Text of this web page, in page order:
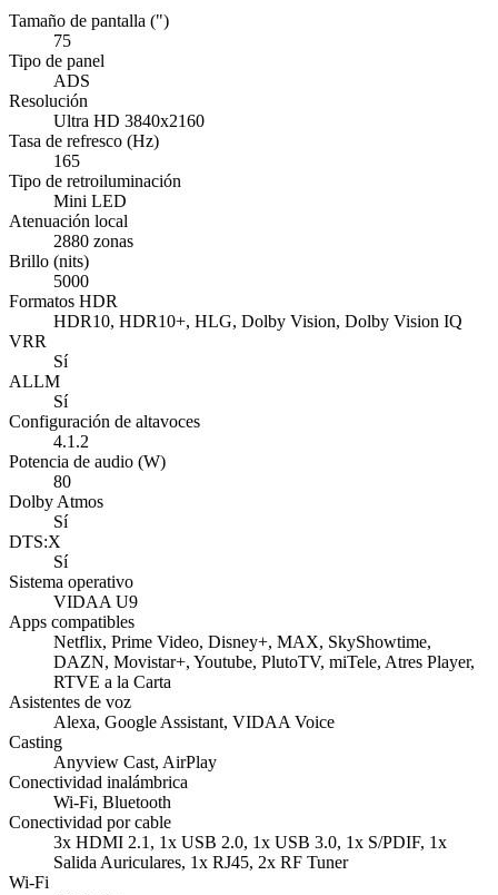
Tamaño de pantalla (")
75
Tipo de panel
ADS
Resolución
Ultra HD 3840x2160
Tasa de refresco (Hz)
165
Tipo de retroiluminación
Mini LED
Atenuación local
2880 zonas
Brillo (nits)
5000
Formatos HDR
HDR10, HDR10+, HLG, Dolby Vision, Dolby Vision IQ
VRR
Sí
ALLM
Sí
Configuración de altavoces
4.1.2
Potencia de audio (W)
80
Dolby Atmos
Sí
DTS:X
Sí
Sistema operativo
VIDAA U9
Apps compatibles
Netflix, Prime Video, Disney+, MAX, SkyShowtime,
DAZN, Movistar+, Youtube, PlutoTV, miTele, Atres Player,
RTVE a la Carta
Asistentes de voz
Alexa, Google Assistant, VIDAA Voice
Casting
Anyview Cast, AirPlay
Conectividad inalámbrica
Wi-Fi, Bluetooth
Conectividad por cable
3x HDMI 2.1, 1x USB 2.0, 1x USB 3.0, 1x S/PDIF, 1x
Salida Auriculares, 1x RJ45, 2x RF Tuner
Wi‑Fi